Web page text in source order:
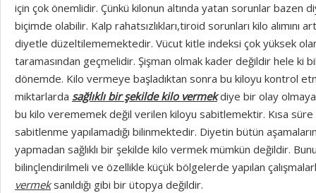
için çok önemlidir. Çünkü kilonun altında yatan sorunlar bazen
biçimde olabilir. Kalp rahatsızlıkları,tiroid sorunları kilo alımını
diyetle düzeltilememektedir. Vücut kitle indeksi çok yüksek
taramasından geçmelidir. Şişman olmak kader değildir hele ki
dönemde. Kilo vermeye başladıktan sonra bu kiloyu kontrol
miktarlarda sağlıklı bir şekilde kilo vermekdiye bir olay
bu kilo verememek değil verilen kiloyu sabitlemektir. Kısa süre
sabitlenme yapılamadığı bilinmektedir. Diyetin bütün
yapmadan sağlıklı bir şekilde kilo vermek mümkün değildir.
bilinçlendirilmeli ve özellikle küçük bölgelerde yapılan
vermeksanıldığı gibi bir ütopya değildir.